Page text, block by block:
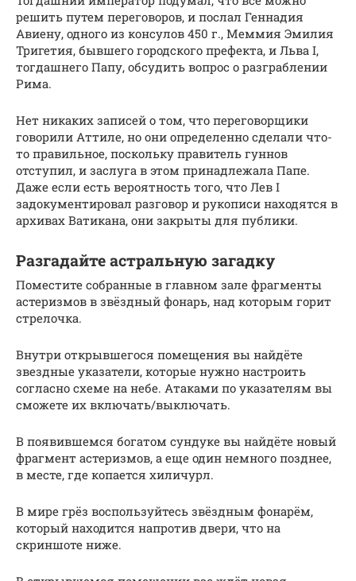
решить путем переговоров, и послал Геннадия
Авиену, одного из консулов 450 г., Меммия Эмилия
Тригетия, бывшего городского префекта, и Льва I,
тогдашнего Папу, обсудить вопрос о разграблении
Рима.
Нет никаких записей о том, что переговорщики
говорили Аттиле, но они определенно сделали что-
то правильное, поскольку правитель гуннов
отступил, и заслуга в этом принадлежала Папе.
Даже если есть вероятность того, что Лев I
задокументировал разговор и рукописи находятся в
архивах Ватикана, они закрыты для публики.
Разгадайте астральную загадку
Поместите собранные в главном зале фрагменты
астеризмов в звёздный фонарь, над которым горит
стрелочка.
Внутри открывшегося помещения вы найдёте
звездные указатели, которые нужно настроить
согласно схеме на небе. Атаками по указателям вы
сможете их включать/выключать.
В появившемся богатом сундуке вы найдёте новый
фрагмент астеризмов, а еще один немного позднее,
в месте, где копается хиличурл.
В мире грёз воспользуйтесь звёздным фонарём,
который находится напротив двери, что на
скриншоте ниже.